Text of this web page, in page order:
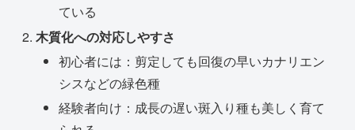
ている
木質化への対応しやすさ
初心者には：剪定しても回復の早いカナリエン
シスなどの緑色種
経験者向け：成長の遅い斑入り種も美しく育て